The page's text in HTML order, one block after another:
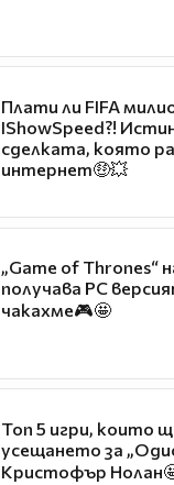
Плати ли FIFA
IShowSpeed?!
сделката, която
интернет🤑💥
„Game of Thrones“
получава PC
чакахме🎮🤩
Топ 5 игри, които
усещането за
Кристофър